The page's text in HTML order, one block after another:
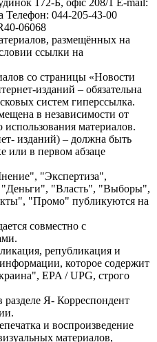
Телефон: 044-205-43-00
06068
размещённых на
ссылки на
со страницы «Новости
изданий – обязательна
систем гиперссылка.
в независимости от
материалов.
изданий) – должна быть
или в первом абзаце
"Экспертиза",
"Власть", "Выборы",
"Промо" публикуются на
совместно с
републикация и
которое содержит
EPA / UPG, строго
Я- Корреспондент
и воспроизведение
материалов,